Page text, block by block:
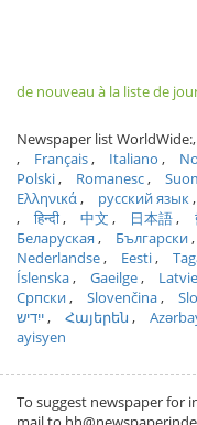
de nouveau à la liste de
Newspaper list WorldWide:
Français
Italiano
Polski
Romanesc
Ελληνικά
русский язык
हिन्दी
中文 日本語
Беларуская
Български
Nederlandse
Eesti
Íslenska
Gaeilge
Српски
Slovenčina
ייִדיש
Հայերեն
ayisyen
To suggest newspaper for